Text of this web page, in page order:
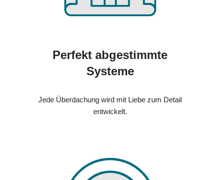
Perfekt abgestimmte
Systeme
Jede Überdachung wird mit Liebe zum Detail
entwickelt.